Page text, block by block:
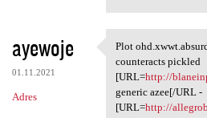
ayewoje
01.11.2021
Adres
Plot
Plot
counteracts pickled
[URL=http://
generic azee[/URL -
[URL=http://